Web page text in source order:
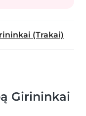
(Trakai)
Girininkai